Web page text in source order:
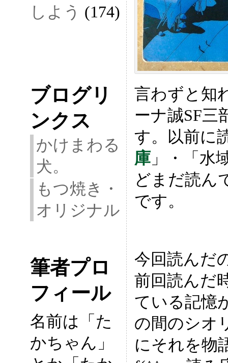
しよう (174)
ブログリ
ンクス
かけまわる
犬。
もつ焼き・
オリジナル
筆者プロ
フィール
名前は「た
かちゃん」
言わずと知
ーナ誠SF三
す。以前に
庫 」・「水
どまだ読ん
です。
今回読んだ
前回読んだ
ている記憶
の間のシオ
にそれを物